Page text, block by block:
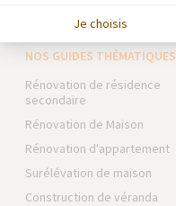
NOS GUIDES THÉMATIQUES
Rénovation de résidence
secondaire
Rénovation de Maison
Rénovation d'appartement
Surélévation de maison
Construction de véranda
Je choisis